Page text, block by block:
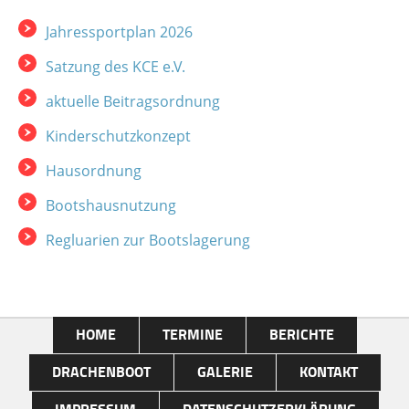
und erzielte damit ebenfalls den Höchstwert von
100 Punkten. KAT MWW […]
Jahressportplan 2026
Satzung des KCE e.V.
aktuelle Beitragsordnung
Kinderschutzkonzept
Hausordnung
Bootshausnutzung
Regluarien zur Bootslagerung
HOME TERMINE
BERICHTE
DRACHENBOOT
GALERIE
KONTAKT